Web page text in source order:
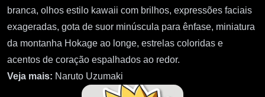
branca, olhos estilo kawaii com brilhos, expressões faciais
exageradas, gota de suor minúscula para ênfase, miniatura
da montanha Hokage ao longe, estrelas coloridas e
acentos de coração espalhados ao redor.
Veja mais: Naruto Uzumaki